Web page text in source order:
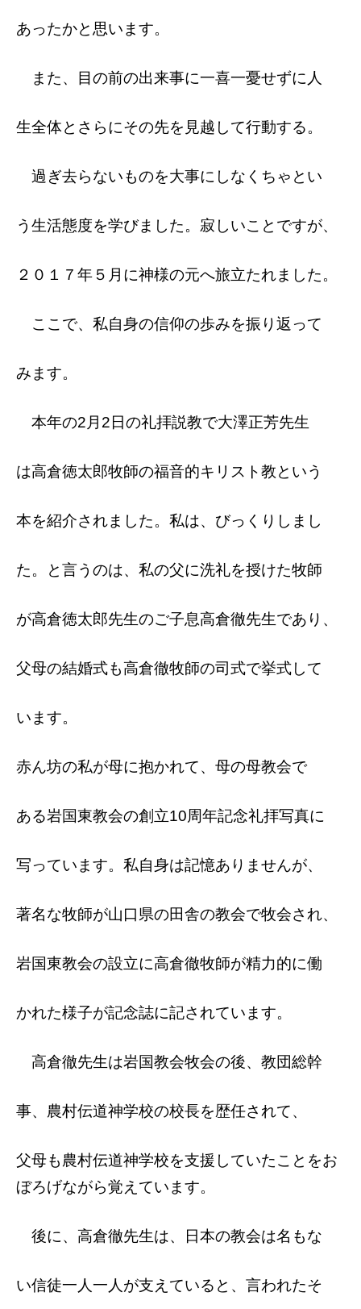
あったかと思います。
また、目の前の出来事に一喜一憂せずに人
生全体とさらにその先を見越して行動する。
過ぎ去らないものを大事にしなくちゃとい
う生活態度を学びました。寂しいことですが、
２０１７年５月に神様の元へ旅立たれました。
ここで、私自身の信仰の歩みを振り返って
みます。
本年の2月2日の礼拝説教で大澤正芳先生
は高倉徳太郎牧師の福音的キリスト教という
本を紹介されました。私は、びっくりしまし
た。と言うのは、私の父に洗礼を授けた牧師
が高倉徳太郎先生のご子息高倉徹先生であり、
父母の結婚式も高倉徹牧師の司式で挙式して
います。
赤ん坊の私が母に抱かれて、母の母教会で
ある岩国東教会の創立10周年記念礼拝写真に
写っています。私自身は記憶ありませんが、
著名な牧師が山口県の田舎の教会で牧会され、
岩国東教会の設立に高倉徹牧師が精力的に働
かれた様子が記念誌に記されています。
高倉徹先生は岩国教会牧会の後、教団総幹
事、農村伝道神学校の校長を歴任されて、
父母も農村伝道神学校を支援していたことをお
ぼろげながら覚えています。
後に、高倉徹先生は、日本の教会は名もな
い信徒一人一人が支えていると、言われたそ